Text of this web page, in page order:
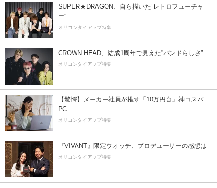
SUPER★DRAGON、自ら描いた”レトロフューチャ
ー”
オリコンタイアップ特集
CROWN HEAD、結成1周年で見えた”バンドらしさ”
オリコンタイアップ特集
【驚愕】メーカー社員が推す「10万円台」神コスパ
PC
オリコンタイアップ特集
『VIVANT』限定ウオッチ、プロデューサーの感想は
オリコンタイアップ特集